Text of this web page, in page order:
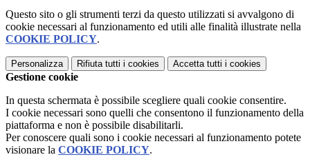
Questo sito o gli strumenti terzi da questo utilizzati si avvalgono di
cookie necessari al funzionamento ed utili alle finalità illustrate nella
COOKIE POLICY.
Personalizza Rifiuta tutti i cookies Accetta tutti i cookies
Gestione cookie
In questa schermata è possibile scegliere quali cookie consentire.
I cookie necessari sono quelli che consentono il funzionamento della
piattaforma e non è possibile disabilitarli.
Per conoscere quali sono i cookie necessari al funzionamento potete
visionare la COOKIE POLICY.